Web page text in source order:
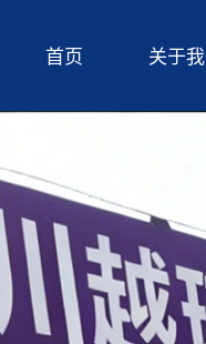
首页 关于